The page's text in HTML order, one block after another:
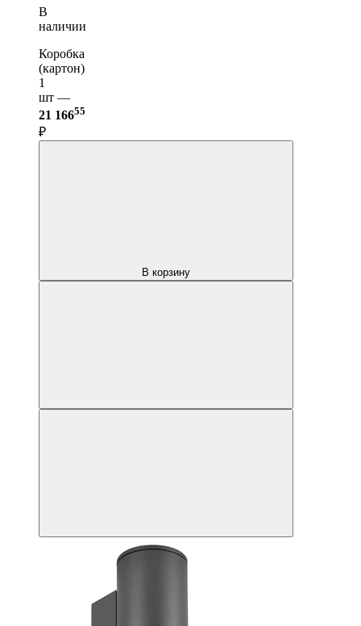
В
наличии
Коробка
(картон)
1
шт —
21 16655
₽
В корзину